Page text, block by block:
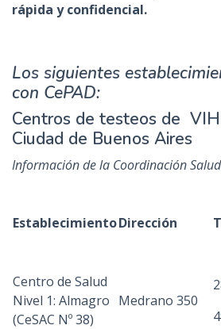
rápida y confidencial.
Los siguientes
con CePAD:
Centros de testeos de
Ciudad de Buenos Aires
Información de la Coordinación Salud
EstablecimientoDirección
Centro de Salud
Nivel 1: Almagro
(CeSAC Nº 38)
Medrano 350